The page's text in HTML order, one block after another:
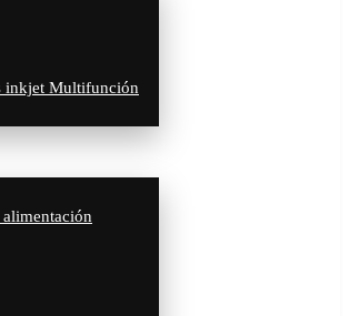
inkjet Multifunción
alimentación